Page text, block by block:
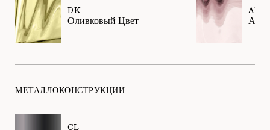
DK
Оливковый Цвет
AM
МЕТАЛЛОКОНСТРУКЦИИ
CL